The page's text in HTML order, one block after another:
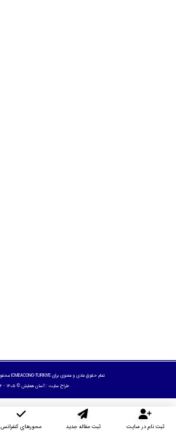
تمام حقوق مادی و معنوی برای ICMEACONG-TURKIYE محفوظ است. © ۱۴۰۵
طراح سایت :آسان همایش © ۱۴۰۵ - 1392 نسخه 9.11
ثبت نام در سایت ثبت مقاله جدید محورهای کنفرانس